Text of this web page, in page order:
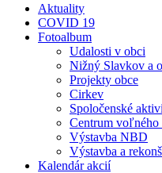
Aktuality
COVID 19
Fotoalbum
Udalosti v obci
Nižný Slavkov a
Projekty obce
Cirkev
Spoločenské
Centrum voľného
Výstavba NBD
Výstavba a
Kalendár akcií